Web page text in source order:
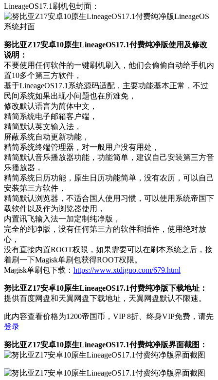
LineageOS17.1刷机包封面：
努比亚Z17安卓10原生LineageOS17.1付费纯净版使用及修改
说明：
不要使用任何软件的一键刷机刷入，他们会偷偷自动给手机内
置10多个第三方软件，
基于LineageOS17.1系统源码适配，主要功能基本正常，不过
民间系统如果出现小问题也在所难免，
修改默认语言为简体中文，
精简系统电子邮箱客户端，
精简默认英文输入法，
屏蔽系统自动更新功能，
精简系统终端管理器，对一般用户没有用处，
精简默认音乐播放器功能，功能简单，建议自己安装第三方音
乐播放器，
精简系统日历功能，原生日历功能简单，没有农历，可以自己
安装第三方软件，
精简默认浏览器，不适合国人使用习惯，可以使用系统帝国下
载软件以及作为浏览器使用，
内置讯飞输入法一加定制纯净版，
完全的纯净版，没有任何第三方的软件和插件，使用绝对放
心，
没有直接内置ROOT权限，如果需要可以在刷本系统之后，接
着刷一下Magisk单刷包获得ROOT权限。
Magisk单刷包下载： https://www.xtdiguo.com/679.html
努比亚Z17安卓10原生LineageOS17.1付费纯净版下载地址：
提供百度网盘和天翼网盘下载地址，天翼网盘默认不限速。
此内容查看价格为1200帝国币，VIP 8折、终身VIP免费，请先
登录
努比亚Z17安卓10原生LineageOS17.1付费纯净版界面截图：